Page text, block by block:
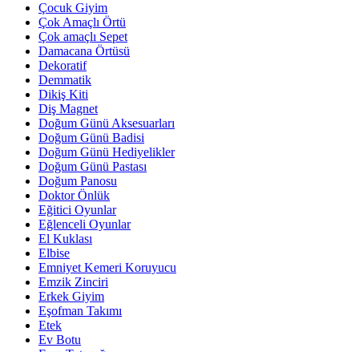
Çocuk Giyim
Çok Amaçlı Örtü
Çok amaçlı Sepet
Damacana Örtüsü
Dekoratif
Demmatik
Dikiş Kiti
Diş Magnet
Doğum Günü Aksesuarları
Doğum Günü Badisi
Doğum Günü Hediyelikler
Doğum Günü Pastası
Doğum Panosu
Doktor Önlük
Eğitici Oyunlar
Eğlenceli Oyunlar
El Kuklası
Elbise
Emniyet Kemeri Koruyucu
Emzik Zinciri
Erkek Giyim
Eşofman Takımı
Etek
Ev Botu